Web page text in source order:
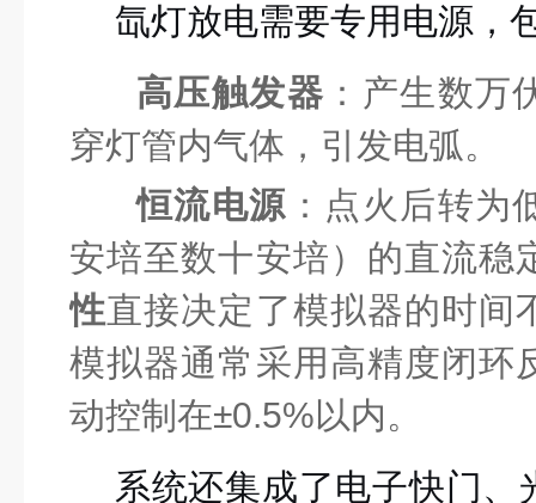
氙灯放电需要专用电源，
高压触发器 ：产生数万
穿灯管内气体，引发电弧。
恒流电源 ：点火后转为
安培至数十安培）的直流稳
性直接决定了模拟器的时间
模拟器通常采用高精度闭环
动控制在±0.5%以内。
系统还集成了电子快门、